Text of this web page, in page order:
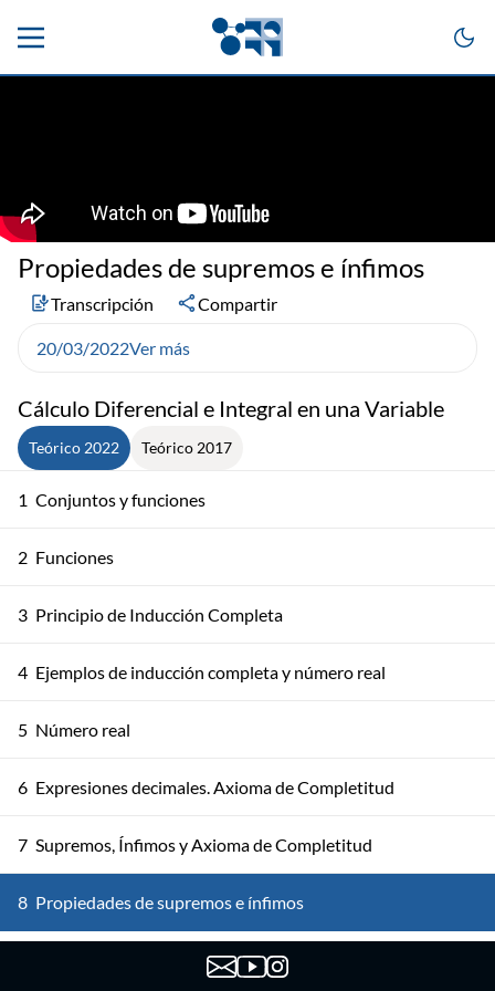
Cálculo Diferencial e Integral en una Variable
Teórico 2022 Teórico 2017
1 Conjuntos y funciones
2 Funciones
3 Principio de Inducción Completa
4 Ejemplos de inducción completa y número real
5 Número real
6 Expresiones decimales. Axioma de Completitud
7 Supremos, Ínfimos y Axioma de Completitud
8 Propiedades de supremos e ínfimos
Propiedades de ínfimos y supremos. Más consecuencias
del axioma de completitud
Propiedades de supremos e ínfimos
Transcripción Compartir
20/03/2022Ver más